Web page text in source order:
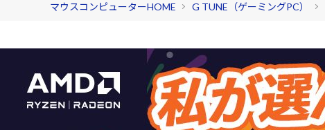
マウスコンピューターHOME G TUNE（ゲーミングPC）